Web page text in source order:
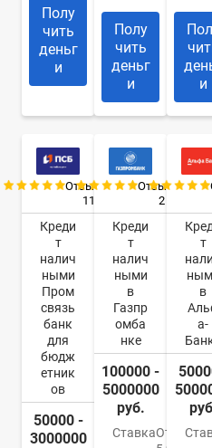
Полу
чить
деньг
и
Полу
чить
деньг
и
и
Отзывы:
11
Креди
т
налич
ными
Пром
связь
банк
для
бюдж
етник
ов
50000 -
3000000
Отзывы:
2
Креди
т
налич
ными
в
Газпр
омба
нке
100000 -
5000000
руб.
СтавкаОт
т
в
а-